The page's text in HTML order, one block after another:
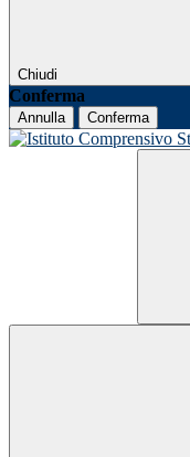
Chiudi
Conferma
Annulla Conferma